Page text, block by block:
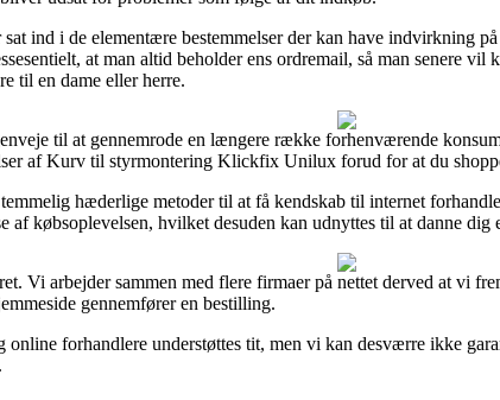
ind i de elementære bestemmelser der kan have indvirkning
at man altid beholder ens ordremail, så man senere
til en dame eller herre.
til at gennemrode en længere række forhenværende
af Kurv til styrmontering Klickfix Unilux forud for at du
hæderlige metoder til at få kendskab til internet
af købsoplevelsen, hvilket desuden kan udnyttes til at danne
Vi arbejder sammen med flere firmaer på nettet derved at vi
gennemfører en bestilling.
forhandlere understøttes tit, men vi kan desværre ikke